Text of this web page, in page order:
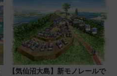
作体験、鯖街道の御食国など 小
浜観光レポ 第2弾
【気仙沼大島】新モノレールで